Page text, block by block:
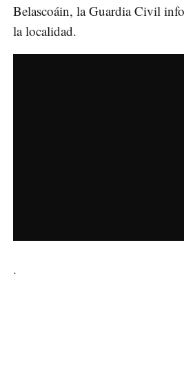
Belascoáin, la Guardia Civil
la localidad.
.